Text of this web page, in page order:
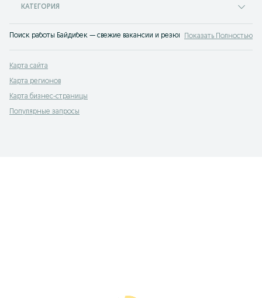
КАТЕГОРИЯ
Поиск работы Байдибек — свежие вакансии и резюме на OLX.kz.Показать Полностью
Карта сайта
Карта регионов
Карта бизнес-страницы
Популярные запросы